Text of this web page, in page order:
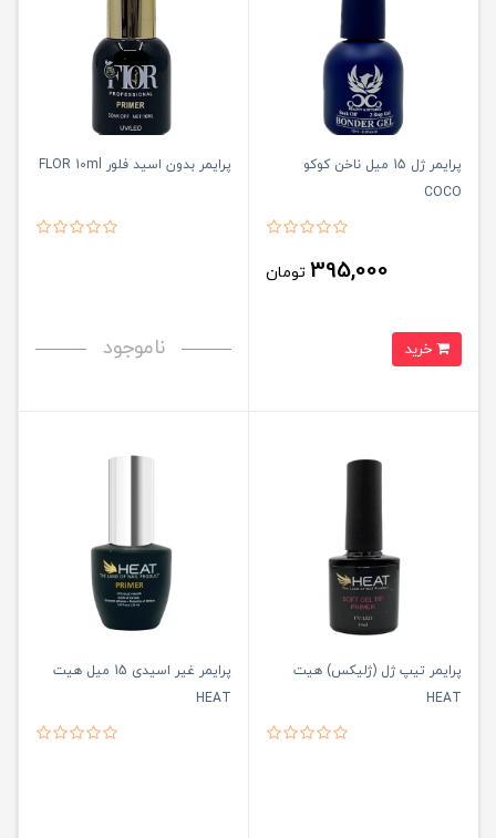
پرایمر ژل 15 میل ناخن کوکو
COCO
395,000 تومان
پرایمر بدون اسید فلور FLOR 10ml
ناموجود
پرایمر تیپ ژل (ژلیکس) هیت
HEAT
پرایمر غیر اسیدی 15 میل هیت
HEAT